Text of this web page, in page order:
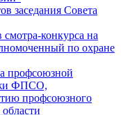
заседания Совета
конкурса на
по охране
профсоюзной
ФПСО,
профсоюзного